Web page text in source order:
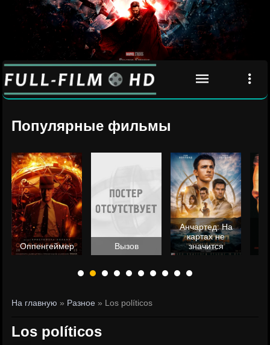
Популярные фильмы
Оппенгеймер Вызов
Анчартед: На
картах не
значится
На главную » Разное » Los políticos
Los políticos